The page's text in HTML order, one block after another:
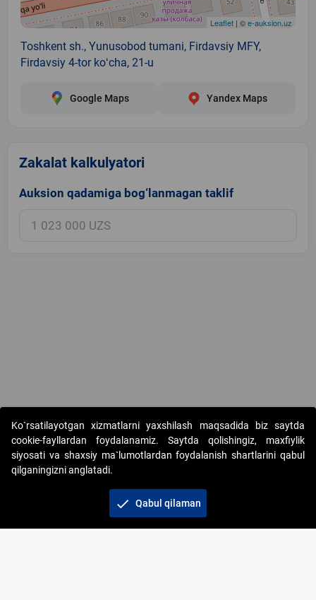
Leaflet | ©e-auksion.uz
Toshkent sh., Yunusobod tumani, Firdavsiy MFY,
Firdavsiy 4-tor koʻcha, 21-u
Google Maps Yandex Maps
Zakalat kalkulyatori
Auksion qadamiga bog‘lanmagan taklif
Copyright © 2017-2026. "Elektron onlayn-auksionlarni tashkil etish"
AJ. Barcha huquqlar himoyalangan
+998 71 202-21-11
Ko`rsatilayotgan xizmatlarni yaxshilash maqsadida biz saytda
cookie-fayllardan foydalanamiz. Saytda qolishingiz, maxfiylik
siyosati va shaxsiy ma`lumotlardan foydalanish shartlarini qabul
qilganingizni anglatadi.
check Qabul qilaman